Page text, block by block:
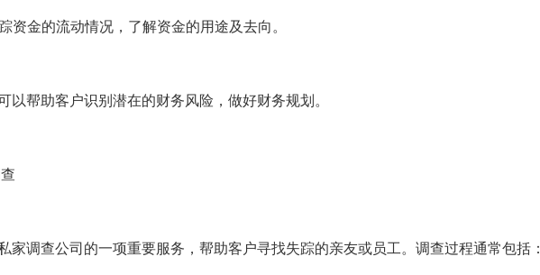
资金的流动情况，了解资金的用途及去向。
以帮助客户识别潜在的财务风险，做好财务规划。
家调查公司的一项重要服务，帮助客户寻找失踪的亲友或员工。调查过程通常包括：